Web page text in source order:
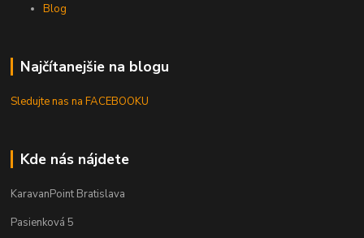
Blog
Najčítanejšie na blogu
Sledujte nas na FACEBOOKU
Kde nás nájdete
KaravanPoint Bratislava
Pasienková 5